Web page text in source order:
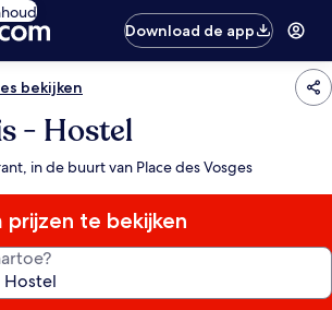
Download de app
bekijken
- Hostel
in de buurt van Place des Vosges
prijzen te bekijken